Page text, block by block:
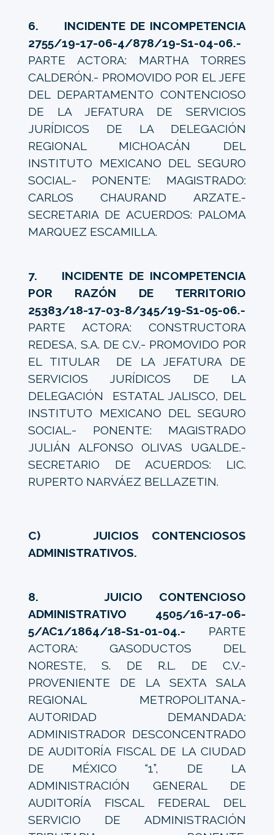
6. INCIDENTE DE INCOMPETENCIA
2755/19-17-06-4/878/19-S1-04-06.-
PARTE ACTORA: MARTHA TORRES
CALDERÓN.- PROMOVIDO POR EL JEFE
DEL DEPARTAMENTO CONTENCIOSO
DE LA JEFATURA DE SERVICIOS
JURÍDICOS DE LA DELEGACIÓN
REGIONAL MICHOACÁN DEL
INSTITUTO MEXICANO DEL SEGURO
SOCIAL.- PONENTE: MAGISTRADO:
CARLOS CHAURAND ARZATE.-
SECRETARIA DE ACUERDOS: PALOMA
MARQUEZ ESCAMILLA.
7. INCIDENTE DE INCOMPETENCIA
POR RAZÓN DE TERRITORIO
25383/18-17-03-8/345/19-S1-05-06.-
PARTE ACTORA: CONSTRUCTORA
REDESA, S.A. DE C.V.- PROMOVIDO POR
EL TITULAR DE LA JEFATURA DE
SERVICIOS JURÍDICOS DE LA
DELEGACIÓN ESTATAL JALISCO, DEL
INSTITUTO MEXICANO DEL SEGURO
SOCIAL.- PONENTE: MAGISTRADO
JULIÁN ALFONSO OLIVAS UGALDE.-
SECRETARIO DE ACUERDOS: LIC.
RUPERTO NARVÁEZ BELLAZETIN.
C) JUICIOS CONTENCIOSOS
ADMINISTRATIVOS.
8. JUICIO CONTENCIOSO
ADMINISTRATIVO 4505/16-17-06-
5/AC1/1864/18-S1-01-04.- PARTE
ACTORA: GASODUCTOS DEL
NORESTE, S. DE R.L. DE C.V.-
PROVENIENTE DE LA SEXTA SALA
REGIONAL METROPOLITANA.-
AUTORIDAD DEMANDADA:
ADMINISTRADOR DESCONCENTRADO
DE AUDITORÍA FISCAL DE LA CIUDAD
DE MÉXICO “1”, DE LA
ADMINISTRACIÓN GENERAL DE
AUDITORÍA FISCAL FEDERAL DEL
SERVICIO DE ADMINISTRACIÓN